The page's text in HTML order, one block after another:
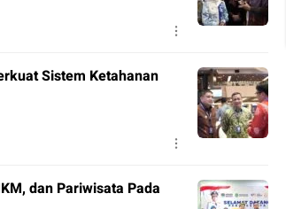
Sistem Ketahanan
dan Pariwisata Pada